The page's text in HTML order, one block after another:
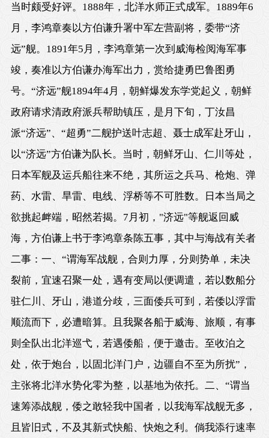
当时颇受好评。1888年，北洋水师正式成军。1889年6
月，李鸿章奏以方伯谦升署中军左营副将，委带“济
远”舰。1891年5月，李鸿章第一次到威海检阅海军事
竣，奏准以方伯谦办海军出力，赏给捷勇巴鲁图勇
号。“济远”舰1894年4月，朝鲜爆发东学党起义，朝鲜
政府请求清政府派兵帮助镇压，是月下旬，丁汝昌
派“济远”、“超勇”二舰护送叶志超、聂士成军赴牙山，
以“济远”方伯谦为队长。当时，朝鲜牙山、仁川等处，
日本军舰及运兵船往来不绝，其所运之兵马、枪炮、弹
药、水雷、旱雷、电线、浮桥等不可胜数。日本当局之
欲挑起衅端，昭然若揭。7月初，"济远"等舰返回威
海，方伯谦上书于李鸿章条陈五事，其中与海战有关者
二事：一、“谓海军战舰，合则力厚，分则势单，未决
裂前，宜速召聚一处，遇有变局以便调遣，若以数船分
驻仁川、牙山，港道分歧，三面倭兵可到，若倭以浮雷
顺流而下，必遭暗算。且我聚各船于威海、旅顺，有事
则全队出北洋巡弋，若遇倭船，便于邀击。至收泊之
处，依于炮台，以固北洋门户，边疆自不至为所扰”，
主张将北洋水势化零为整，以基地为依托。二、“谓当
速筹添战舰，倭之敢轻我中国者，以我海军战舰无多，
且皆旧式，不及其新式快船、快炮之利。倘我添行速率